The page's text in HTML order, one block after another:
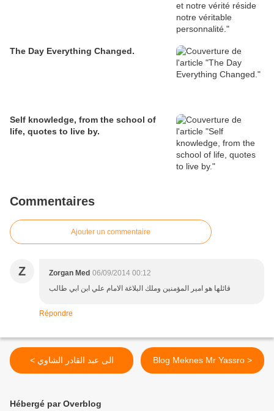
The Day Everything Changed.
Self knowledge, from the school of
life, quotes to live by.
Commentaires
Ajouter un commentaire
Z Zorgan Med 06/09/2014 00:12
قائلها هو امير المؤمنين وملك البلاغة الامام علي ابن ابي طالب
Répondre
< الى عبد القادر الشاوي Blog Meknes Mr Yassro >
Hébergé par Overblog